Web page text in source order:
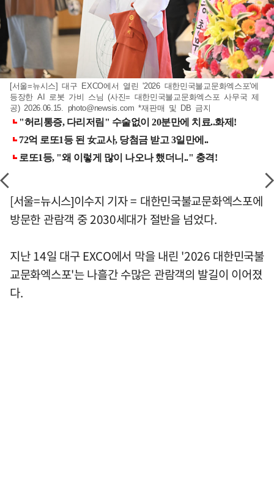
[서울=뉴시스] 대구 EXCO에서 열린 '2026 대한민국불교문화엑스포'에
등장한 AI 로봇 가비 스님 (사진= 대한민국불교문화엑스포 사무국 제
공) 2026.06.15. photo@newsis.com *재판매 및 DB 금지
[서울=뉴시스]이수지 기자 = 대한민국불교문화엑스포에
방문한 관람객 중 2030세대가 절반을 넘었다.
지난 14일 대구 EXCO에서 막을 내린 '2026 대한민국불
교문화엑스포'는 나흘간 수많은 관람객의 발길이 이어졌
다.